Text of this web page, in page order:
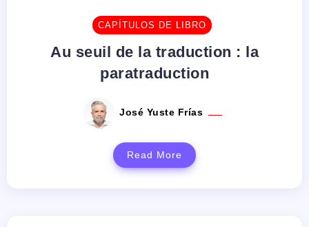
CAPÍTULOS DE LIBRO
Au seuil de la traduction : la
paratraduction
José Yuste Frías
Read More